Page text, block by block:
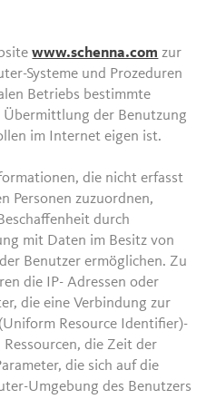
www.schenna.com zur
Systeme und Prozeduren
Betriebs bestimmte
Übermittlung der Benutzung
im Internet eigen ist.
die nicht erfasst
Personen zuzuordnen,
durch
mit Daten im Besitz von
Benutzer ermöglichen. Zu
die IP- Adressen oder
die eine Verbindung zur
Resource Identifier)-
die Zeit der
die sich auf die
Umgebung des Benutzers